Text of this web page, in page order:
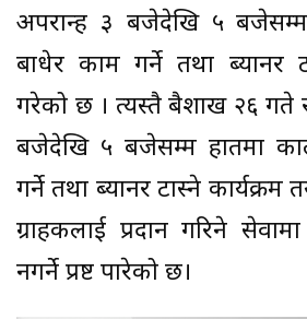
अपरान्ह ३ बजेदेखि ५ बजेसम्म
बाधेर काम गर्ने तथा ब्यानर
गरेको छ । त्यस्तै बैशाख २६ गते
बजेदेखि ५ बजेसम्म हातमा
गर्ने तथा ब्यानर टास्ने
ग्राहकलाई प्रदान गरिने
नगर्ने प्रष्ट पारेको छ।